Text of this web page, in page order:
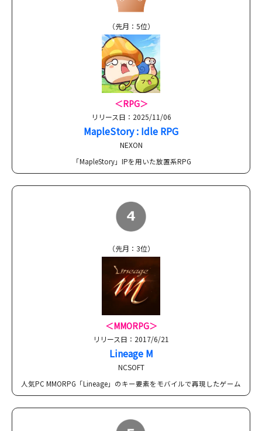
（先月：5位）
＜RPG＞
リリース日：2025/11/06
MapleStory : Idle RPG
NEXON
「MapleStory」IPを用いた放置系RPG
（先月：3位）
＜MMORPG＞
リリース日：2017/6/21
Lineage M
NCSOFT
人気PC MMORPG「Lineage」のキー要素をモバイルで再現したゲーム